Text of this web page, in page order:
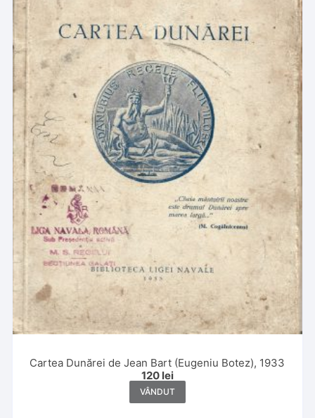
Cartea Dunărei de Jean Bart (Eugeniu Botez), 1933
120 lei
VÂNDUT